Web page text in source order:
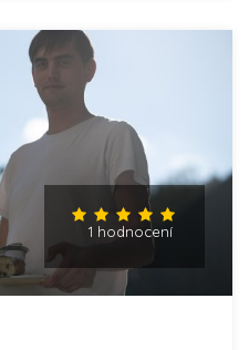
1 hodnocení